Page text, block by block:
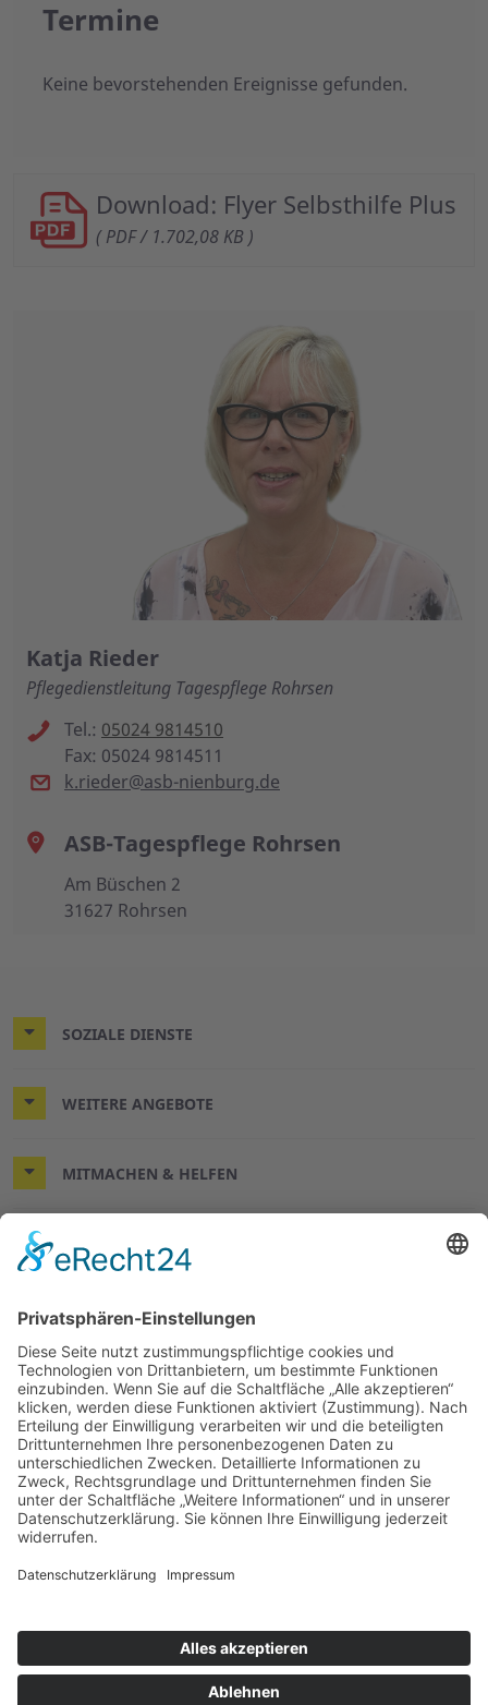
Termine
Keine bevorstehenden Ereignisse gefunden.
Download: Flyer Selbsthilfe Plus
( PDF / 1.702,08 KB )
Katja Rieder
Pflegedienstleitung Tagespflege Rohrsen
Tel.: 05024 9814510
Fax: 05024 9814511
k.rieder@asb-nienburg.de
ASB-Tagespflege Rohrsen
Am Büschen 2
31627 Rohrsen
SOZIALE DIENSTE
WEITERE ANGEBOTE
MITMACHEN & HELFEN
© 2026 Arbeiter-Samariter-Bund Kreisverband Nienburg
Impressum
Datenschutz
Cookie-Einstellungen
ASB-Intern:OIMS| HiOrg-Server